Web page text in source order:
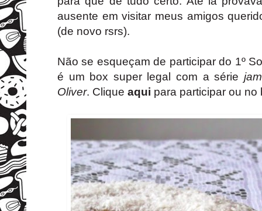
ausente em visitar meus amigos
(de novo rsrs).
Não se esqueçam de participar do 1º
é um box super legal com a série
Oliver. Clique aqui para participar ou